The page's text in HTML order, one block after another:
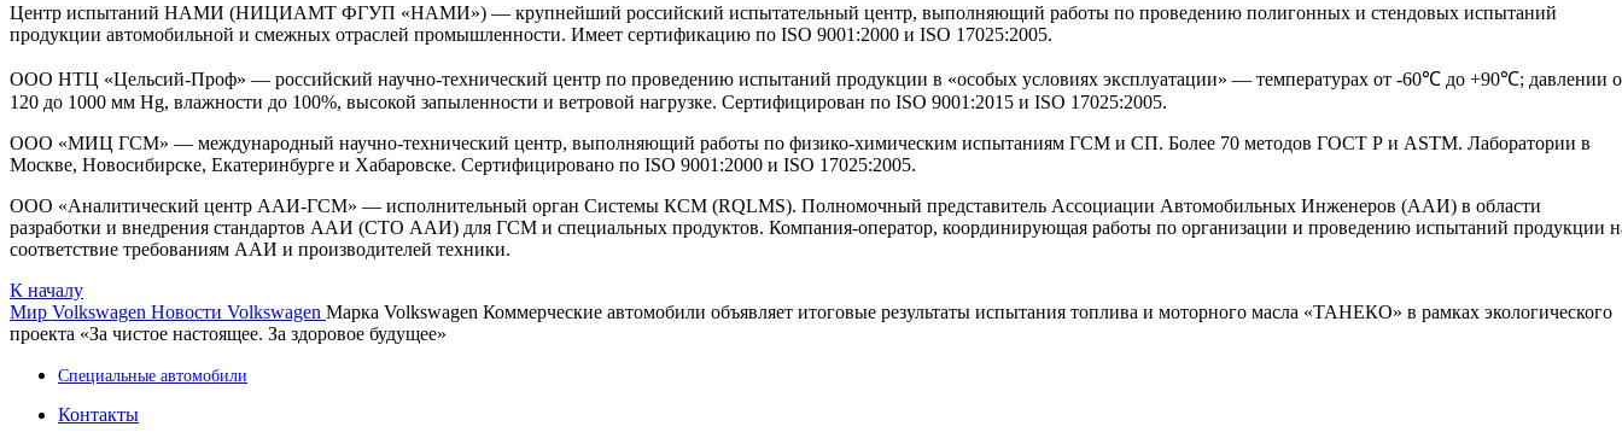
Центр испытаний НАМИ (НИЦИАМТ ФГУП «НАМИ») — крупнейший российский испытательный центр, выполняющий работы по проведению полигонных и стендовых испытаний
продукции автомобильной и смежных отраслей промышленности. Имеет сертификацию по ISO 9001:2000 и ISO 17025:2005.
ООО НТЦ «Цельсий-Проф» — российский научно-технический центр по проведению испытаний продукции в «особых условиях эксплуатации» — температурах от -60℃ до +90℃; давлении
120 до 1000 мм Hg, влажности до 100%, высокой запыленности и ветровой нагрузке. Сертифицирован по ISO 9001:2015 и ISO 17025:2005.
ООО «МИЦ ГСМ» — международный научно-технический центр, выполняющий работы по физико-химическим испытаниям ГСМ и СП. Более 70 методов ГОСТ Р и ASTM. Лаборатории в
Москве, Новосибирске, Екатеринбурге и Хабаровске. Сертифицировано по ISO 9001:2000 и ISO 17025:2005.
ООО «Аналитический центр ААИ-ГСМ» — исполнительный орган Системы КСМ (RQLMS). Полномочный представитель Ассоциации Автомобильных Инженеров (ААИ) в области
разработки и внедрения стандартов ААИ (СТО ААИ) для ГСМ и специальных продуктов. Компания-оператор, координирующая работы по организации и проведению испытаний продукции
соответствие требованиям ААИ и производителей техники.
К началу
Мир Volkswagen Новости Volkswagen Марка Volkswagen Коммерческие автомобили объявляет итоговые результаты испытания топлива и моторного масла «ТАНЕКО» в рамках экологического
проекта «За чистое настоящее. За здоровое будущее»
Специальные автомобили
Контакты